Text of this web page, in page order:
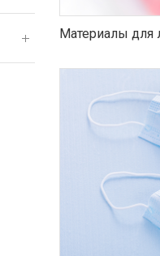
Материалы для